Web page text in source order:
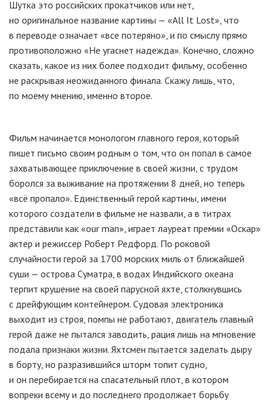
Шутка это российских прокатчиков или нет,
но оригинальное название картины — «All It Lost», что
в переводе означает «все потеряно», и по смыслу прямо
противоположно «Не угаснет надежда». Конечно, сложно
сказать, какое из них более подходит фильму, особенно
не раскрывая неожиданного финала. Скажу лишь, что,
по моему мнению, именно второе.
Фильм начинается монологом главного героя, который
пишет письмо своим родным о том, что он попал в самое
захватывающее приключение в своей жизни, с трудом
боролся за выживание на протяжении 8 дней, но теперь
«всё пропало». Единственный герой картины, имени
которого создатели в фильме не назвали, а в титрах
представили как «our man», играет лауреат премии «Оскар»
актер и режиссер Роберт Редфорд. По роковой
случайности герой за 1700 морских миль от ближайшей
суши — острова Суматра, в водах Индийского океана
терпит крушение на своей парусной яхте, столкнувшись
с дрейфующим контейнером. Судовая электроника
выходит из строя, помпы не работают, двигатель главный
герой даже не пытался заводить, рация лишь на мгновение
подала признаки жизни. Яхтсмен пытается заделать дыру
в борту, но разразившийся шторм топит судно,
и он перебирается на спасательный плот, в котором
вопреки всему и до последнего продолжает борьбу